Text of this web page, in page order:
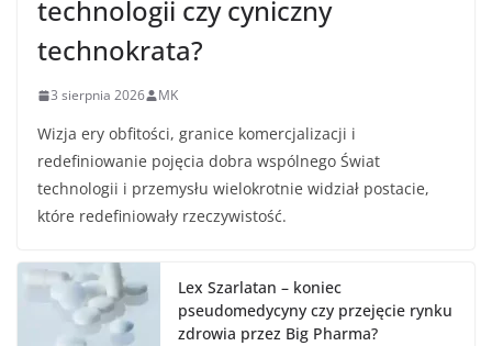
technologii czy cyniczny
technokrata?
3 sierpnia 2026 MK
Wizja ery obfitości, granice komercjalizacji i
redefiniowanie pojęcia dobra wspólnego Świat
technologii i przemysłu wielokrotnie widział postacie,
które redefiniowały rzeczywistość.
Lex Szarlatan – koniec
pseudomedycyny czy przejęcie rynku
zdrowia przez Big Pharma?